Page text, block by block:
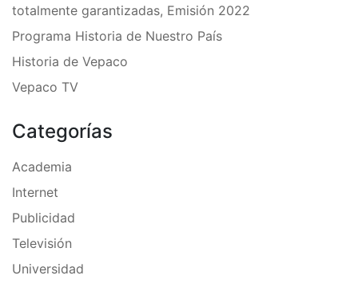
totalmente garantizadas, Emisión 2022
Programa Historia de Nuestro País
Historia de Vepaco
Vepaco TV
Categorías
Academia
Internet
Publicidad
Televisión
Universidad